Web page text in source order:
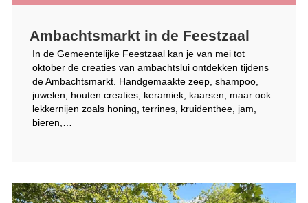
Ambachtsmarkt in de Feestzaal
In de Gemeentelijke Feestzaal kan je van mei tot
oktober de creaties van ambachtslui ontdekken tijdens
de Ambachtsmarkt. Handgemaakte zeep, shampoo,
juwelen, houten creaties, keramiek, kaarsen, maar ook
lekkernijen zoals honing, terrines, kruidenthee, jam,
bieren,…